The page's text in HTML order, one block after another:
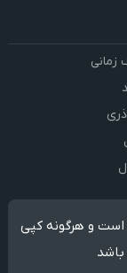
زمانی
است و هرگونه کپی